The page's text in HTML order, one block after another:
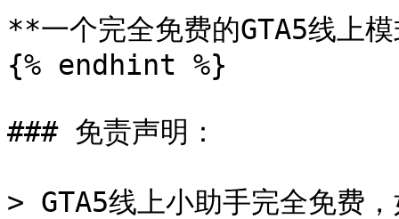
**一个完全免费的GTA5线上
{% endhint %}
### 免责声明：
> GTA5线上小助手完全免费